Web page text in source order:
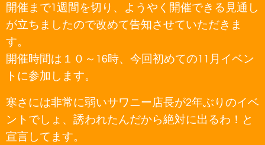
開催まで1週間を切り、ようやく開催できる見通し
が立ちましたので改めて告知させていただきま
す。
開催時間は１０～16時、今回初めての11月イベン
トに参加します。
寒さには非常に弱いサワニー店長が2年ぶりのイベ
ントでしょ、誘われたんだから絶対に出るわ！と
宣言してます。